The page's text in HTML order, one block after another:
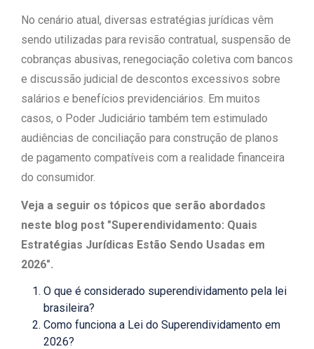
No cenário atual, diversas estratégias jurídicas vêm
sendo utilizadas para revisão contratual, suspensão de
cobranças abusivas, renegociação coletiva com bancos
e discussão judicial de descontos excessivos sobre
salários e benefícios previdenciários. Em muitos
casos, o Poder Judiciário também tem estimulado
audiências de conciliação para construção de planos
de pagamento compatíveis com a realidade financeira
do consumidor.
Veja a seguir os tópicos que serão abordados
neste blog post "Superendividamento: Quais
Estratégias Jurídicas Estão Sendo Usadas em
2026".
O que é considerado superendividamento pela lei
brasileira?
Como funciona a Lei do Superendividamento em
2026?